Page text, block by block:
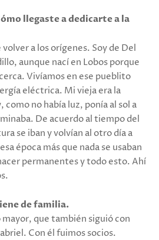
llegaste a dedicarte a la
a los orígenes. Soy de Del
aunque nací en Lobos porque
Vivíamos en ese pueblito
eléctrica. Mi vieja era la
como no había luz, ponía al sol a
De acuerdo al tiempo del
se iban y volvían al otro día a
época más que nada se usaban
permanentes y todo esto. Ahí
de familia.
que también siguió con
Con él fuimos socios.